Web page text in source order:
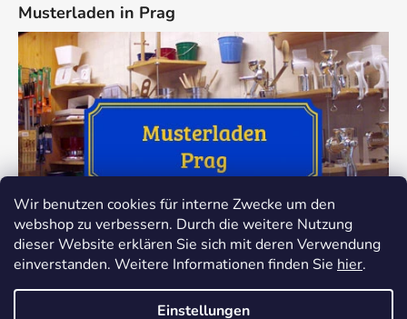
Wir benutzen cookies für interne Zwecke um den
webshop zu verbessern. Durch die weitere Nutzung
dieser Website erklären Sie sich mit deren Verwendung
einverstanden. Weitere Informationen finden Sie hier.
Einstellungen
Musterladen in Prag